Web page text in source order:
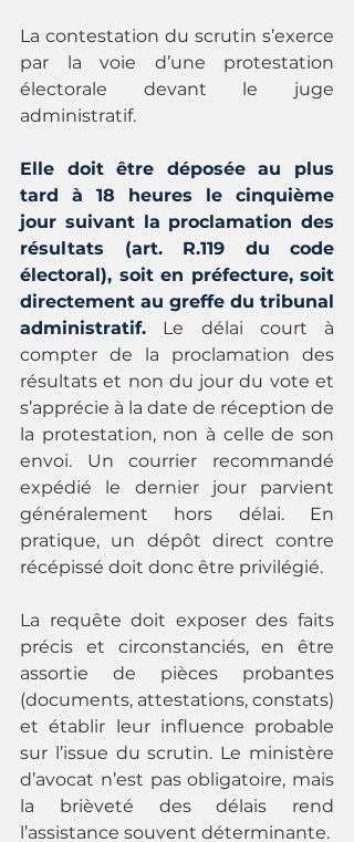
La contestation du scrutin s’exerce
par la voie d’une protestation
électorale devant le juge
administratif.
Elle doit être déposée au plus
tard à 18 heures le cinquième
jour suivant la proclamation des
résultats (art. R.119 du code
électoral), soit en préfecture, soit
directement au greffe du tribunal
administratif.
Le délai court à
compter de la proclamation des
résultats et non du jour du vote et
s’apprécie à la date de réception de
la protestation, non à celle de son
envoi. Un courrier recommandé
expédié le dernier jour parvient
généralement hors délai. En
pratique, un dépôt direct contre
récépissé doit donc être privilégié.
La requête doit exposer des faits
précis et circonstanciés, en être
assortie de pièces probantes
(documents, attestations, constats)
et établir leur influence probable
sur l’issue du scrutin. Le ministère
d’avocat n’est pas obligatoire, mais
la brièveté des délais rend
l’assistance souvent déterminante.